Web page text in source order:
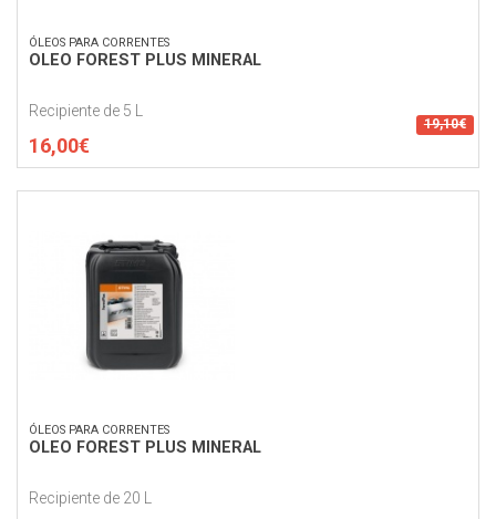
ÓLEOS PARA CORRENTES
OLEO FOREST PLUS MINERAL
Recipiente de 5 L
19,10€
16,00€
ÓLEOS PARA CORRENTES
OLEO FOREST PLUS MINERAL
Recipiente de 20 L